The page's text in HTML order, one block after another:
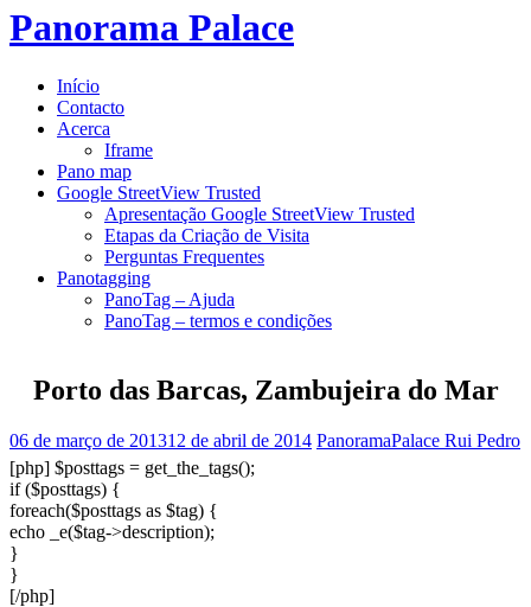
to
content
Panorama Palace
Início
Contacto
Acerca
Iframe
Pano map
Google StreetView Trusted
Apresentação Google StreetView Trusted
Etapas da Criação de Visita
Perguntas Frequentes
Panotagging
PanoTag – Ajuda
PanoTag – termos e condições
Porto das Barcas, Zambujeira do Mar
06 de março de 201312 de abril de 2014 PanoramaPalace Rui Pedro
[php] $posttags = get_the_tags();
if ($posttags) {
foreach($posttags as $tag) {
echo _e($tag->description);
}
}
[/php]